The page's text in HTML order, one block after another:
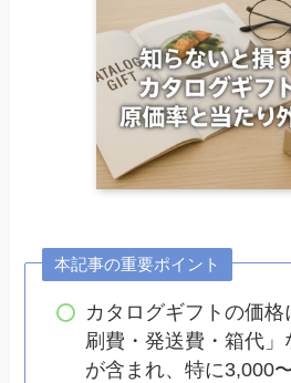
本記事の重要ポイント
カタログギフトの価
刷費・発送費・箱代
が含まれ、特に3,000